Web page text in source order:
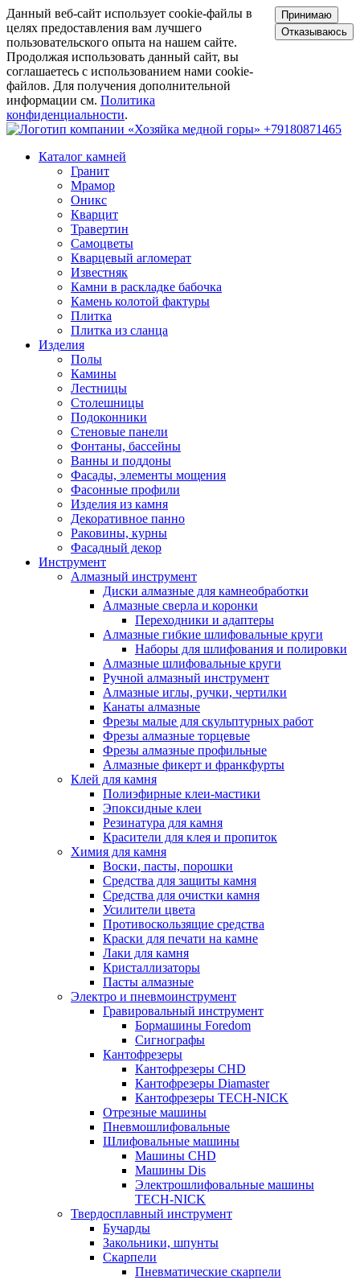
Данный веб-сайт использует cookie-файлы в
целях предоставления вам лучшего
пользовательского опыта на нашем сайте.
Продолжая использовать данный сайт, вы
соглашаетесь с использованием нами cookie-
файлов. Для получения дополнительной
информации см. Политика
конфиденциальности.
Принимаю
Отказываюсь
+79180871465
Каталог камней
Гранит
Мрамор
Оникс
Кварцит
Травертин
Самоцветы
Кварцевый агломерат
Известняк
Камни в раскладке бабочка
Камень колотой фактуры
Плитка
Плитка из сланца
Изделия
Полы
Камины
Лестницы
Столешницы
Подоконники
Стеновые панели
Фонтаны, бассейны
Ванны и поддоны
Фасады, элементы мощения
Фасонные профили
Изделия из камня
Декоративное панно
Раковины, курны
Фасадный декор
Инструмент
Алмазный инструмент
Диски алмазные для камнеобработки
Алмазные сверла и коронки
Переходники и адаптеры
Алмазные гибкие шлифовальные круги
Наборы для шлифования и полировки
Алмазные шлифовальные круги
Ручной алмазный инструмент
Алмазные иглы, ручки, чертилки
Канаты алмазные
Фрезы малые для скульптурных работ
Фрезы алмазные торцевые
Фрезы алмазные профильные
Алмазные фикерт и франкфурты
Клей для камня
Полиэфирные клеи-мастики
Эпоксидные клеи
Резинатура для камня
Красители для клея и пропиток
Химия для камня
Воски, пасты, порошки
Средства для защиты камня
Средства для очистки камня
Усилители цвета
Противоскользящие средства
Краски для печати на камне
Лаки для камня
Кристаллизаторы
Пасты алмазные
Электро и пневмоинструмент
Гравировальный инструмент
Бормашины Foredom
Сигнографы
Кантофрезеры
Кантофрезеры CHD
Кантофрезеры Diamaster
Кантофрезеры TECH-NICK
Отрезные машины
Пневмошлифовальные
Шлифовальные машины
Машины CHD
Машины Dis
Электрошлифовальные машины
TECH-NICK
Твердосплавный инструмент
Бучарды
Закольники, шпунты
Скарпели
Пневматические скарпели